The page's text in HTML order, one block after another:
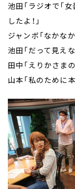
池田「ラジオで「
したよ！」
ジャンボ「なかな
池田「だって見え
田中「えりかさま
山本「私のために